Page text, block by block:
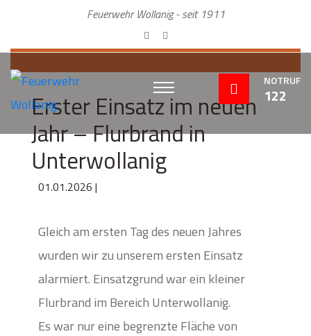
Feuerwehr Wollanig - seit 1911
NOTRUF
122
Erster Einsatz im neuen
Jahr – Flurbrand in
Unterwollanig
01.01.2026 |
Gleich am ersten Tag des neuen Jahres
wurden wir zu unserem ersten Einsatz
alarmiert. Einsatzgrund war ein kleiner
Flurbrand im Bereich Unterwollanig.
Es war nur eine begrenzte Fläche von